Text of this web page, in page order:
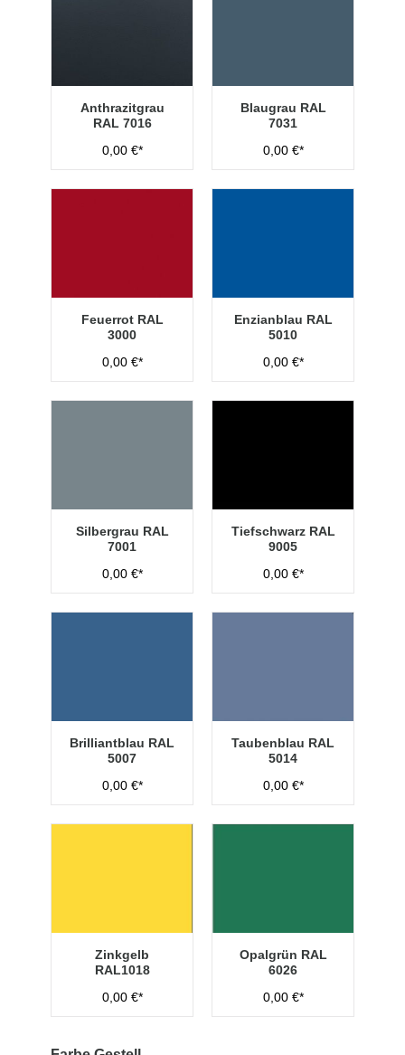
Anthrazitgrau
RAL 7016
0,00 €*
Blaugrau RAL
7031
0,00 €*
Feuerrot RAL
3000
0,00 €*
Enzianblau RAL
5010
0,00 €*
Silbergrau RAL
7001
0,00 €*
Tiefschwarz RAL
9005
0,00 €*
Brilliantblau RAL
5007
0,00 €*
Taubenblau RAL
5014
0,00 €*
Zinkgelb
RAL1018
0,00 €*
Opalgrün RAL
6026
0,00 €*